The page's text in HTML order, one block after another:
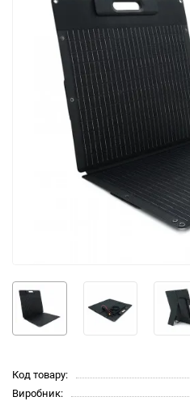
Код товару:
Виробник: